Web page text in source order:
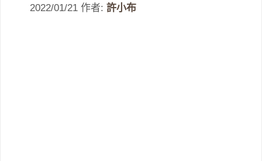
2022/01/21 作者: 許小布